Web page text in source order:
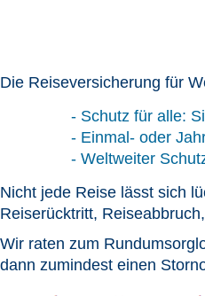
Die Reiseversicherung für
- Schutz für alle:
- Einmal- oder
- Weltweiter
Nicht jede Reise lässt sich
Reiserücktritt,
Wir raten zum
dann zumindest einen